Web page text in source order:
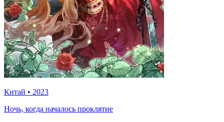
Китай • 2023
Ночь, когда началось проклятие